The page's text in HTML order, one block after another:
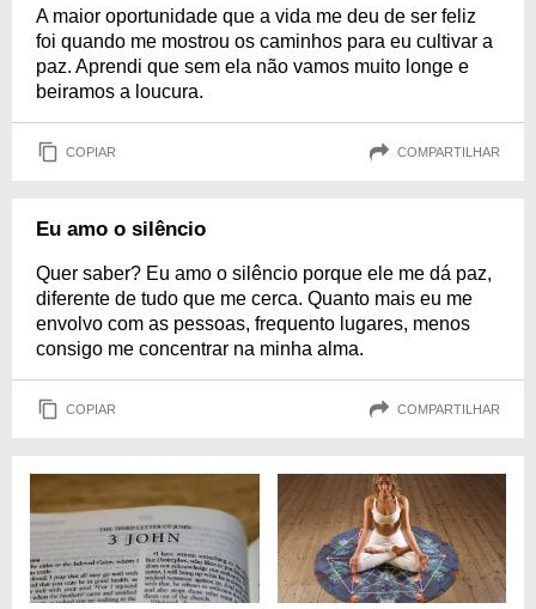
A maior oportunidade que a vida me deu de ser feliz
foi quando me mostrou os caminhos para eu cultivar a
paz. Aprendi que sem ela não vamos muito longe e
beiramos a loucura.
COPIAR COMPARTILHAR
Eu amo o silêncio
Quer saber? Eu amo o silêncio porque ele me dá paz,
diferente de tudo que me cerca. Quanto mais eu me
envolvo com as pessoas, frequento lugares, menos
consigo me concentrar na minha alma.
COPIAR COMPARTILHAR